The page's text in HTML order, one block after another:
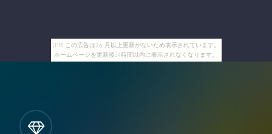
[PR] この広告は3ヶ月以上更新がないため表示されています。
ホームページを更新後24時間以内に表示されなくなります。